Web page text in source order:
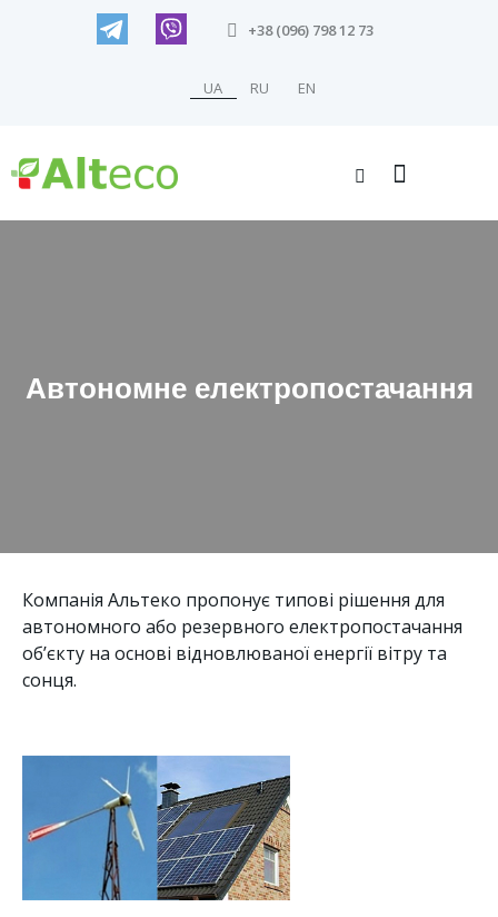
+38 (096) 798 12 73
UA RU EN
Автономне електропостачання
Компанія Альтеко пропонує типові рішення для
автономного або резервного електропостачання
об’єкту на основі відновлюваної енергії вітру та
сонця.